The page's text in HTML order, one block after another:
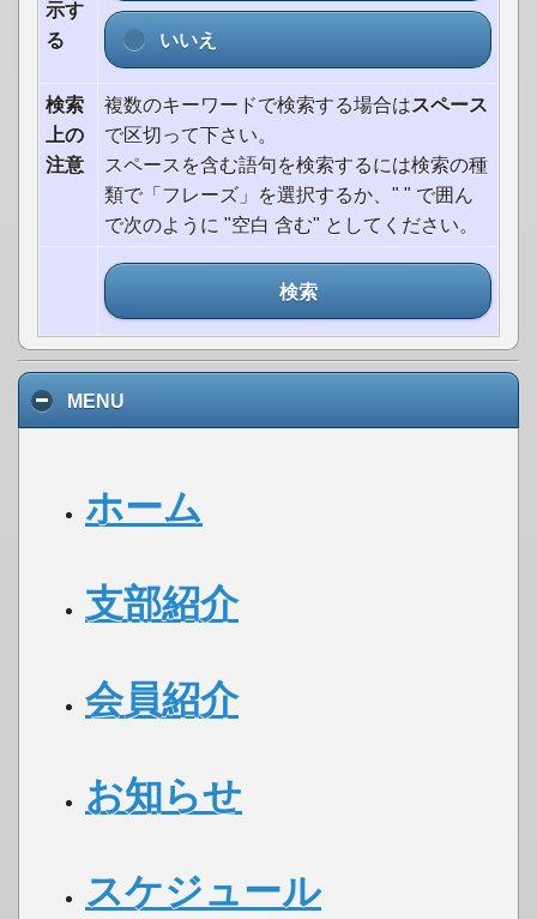
示す
る
いいえ
検索
上の
注意
複数のキーワードで検索する場合はスペース
で区切って下さい。
スペースを含む語句を検索するには検索の種
類で「フレーズ」を選択するか、" " で囲ん
で次のように "空白 含む" としてください。
検索
MENU
ホーム
支部紹介
会員紹介
お知らせ
スケジュール